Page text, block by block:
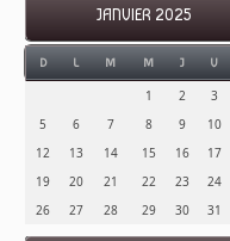
JANVIER 2025
D L M M J V
1 2 3
5
6 7 8 9 10
12
13 14 15 16 17
19
20 21 22 23 24
26
27 28 29 30 31